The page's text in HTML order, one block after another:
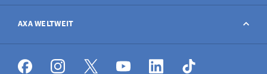
Kontakt
Schaden melden
AXA WELTWEIT
AXA weltweit